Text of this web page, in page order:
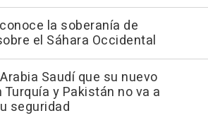
la soberanía de
el Sáhara Occidental
Saudí que su nuevo
y Pakistán no va a
seguridad